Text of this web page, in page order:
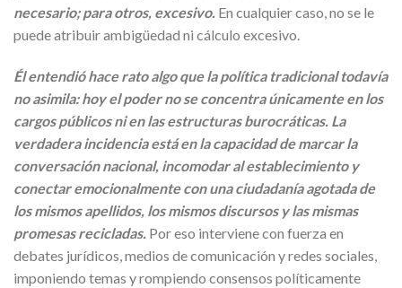
necesario; para otros, excesivo. En cualquier caso, no se le
puede atribuir ambigüedad ni cálculo excesivo.
Él entendió hace rato algo que la política tradicional todavía
no asimila: hoy el poder no se concentra únicamente en los
cargos públicos ni en las estructuras burocráticas. La
verdadera incidencia está en la capacidad de marcar la
conversación nacional, incomodar al establecimiento y
conectar emocionalmente con una ciudadanía agotada de
los mismos apellidos, los mismos discursos y las mismas
promesas recicladas. Por eso interviene con fuerza en
debates jurídicos, medios de comunicación y redes sociales,
imponiendo temas y rompiendo consensos políticamente